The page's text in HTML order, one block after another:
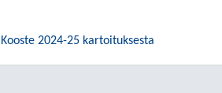
Kooste 2024-25 kartoituksesta